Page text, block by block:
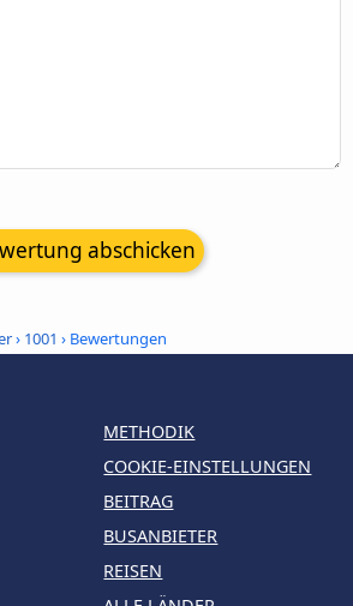
abschicken
› 1001 › Bewertungen
METHODIK
COOKIE-EINSTELLUNGEN
BEITRAG
BUSANBIETER
REISEN